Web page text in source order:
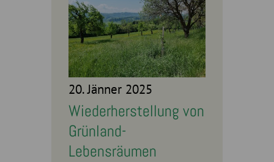
20. Jänner 2025
Wiederherstellung von
Grünland-
Lebensräumen